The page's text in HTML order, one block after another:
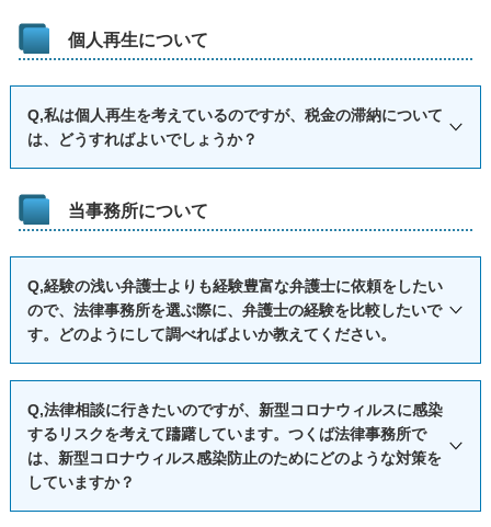
く、申立予定の裁判所に事前に確認をする必要があります。
法人と法人代表者に利害対立がなく破産管財人を同一とす
産管財人の業務負担を軽減できるといった事情がある場合、
裁判所によっては、法人代表者の予納金が通常の個人破産の
場合と比べて、低減されることもあります。
もっとも、法人破産の場合は、弁護士費用も高額となる可
能性が高く、法人と法人代表者の双方で予納金が必要となる
することは事実上困難であることが多いです。資金ショート
してから破産をすることを決断するのではなく、あらかじめ
行うように要請されます。にもかかわらず、法人の破産申し
立てを拒絶した場合、各地の裁判所によって運用が異なると
思われますが、例外的な場合でない限り、代表者個人の破産
事件について破産管財事件とし、高額な予納金を設定するこ
とが多いようです。
代表者個人についてのみ破産申立てが行われる背景とし
て、法人分の破産予納金が工面できない、法人の破産申立て
に必要な資料が事業停止後に散逸・処分されている等が、考
できる限り法人についてもあわせて破産申立を行うことが求
められます。
ように処分されたかが問題になります。本来、売却等をして
債権者に配当にあてられるべき資産が不正に流出しているの
ではないかという問題です。法人の破産申立を行わないと、
その点が解明されないままになってしまいます。
A,法人の破産申立てについては、取引先や金融機関などの一
般債権者、法人に雇用されている従業員など、債権者が多数
に上る可能性があります。債権者の漏れがないよう、注意す
る必要があります。
また、手形の不渡りなどによる混乱や公租公課の滞納があ
ために、受任後速やかに申立てをして、破産手続開始決定を
法人の破産申立てについては、迅速な申立てが必要となる
一方で、十分な調査と資料の提供が必要となることも多く、
担当する弁護士は、破産事件について習熟している必要があ
ります。
個人再生について
Q,私は個人再生を考えているのですが、税金の滞納について
は、どうすればよいでしょうか？
A,滞納公租公課については、個人再生手続で減額はされませ
ん。これについては、破産手続の非免責債権も同じです。自
己破産の際の税金滞納の場合、①所得税、②住民税、③固定
資産税・都市計画税、④自動車税・軽自動車税、および、税
金と同様に国民健康保険などの保険料などは「非免責債権」
般優先債権」（民事再生法１２２条１項）として、再生手続
によらないで随時弁済をしなければなりません。
自己破産の場合と違って個人再生の場合では、税金の滞納が
当事務所について
Q,経験の浅い弁護士よりも経験豊富な弁護士に依頼をしたい
ので、法律事務所を選ぶ際に、弁護士の経験を比較したいで
す。どのようにして調べればよいか教えてください。
であることをホームページに明示していますし、司法修習期
が５８期であることも明示しています。
他の法律事務所では、経験の浅い弁護士は、ウェブサイト上
に弁護士登録年や司法修習期を掲載していないこともありま
Q,法律相談に行きたいのですが、新型コロナウィルスに感染
するリスクを考えて躊躇しています。つくば法律事務所で
は、新型コロナウィルス感染防止のためにどのような対策を
していますか？